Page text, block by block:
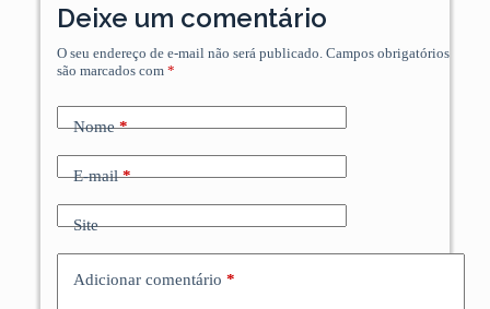
Deixe um comentário
O seu endereço de e-mail não será publicado. Campos obrigatórios
são marcados com *
Nome*
E-mail*
Site
Adicionar comentário *